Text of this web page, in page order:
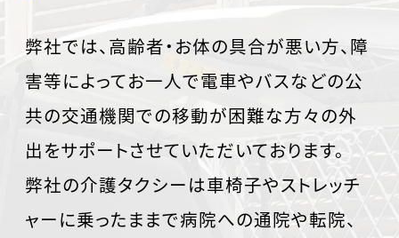
弊社では、高齢者・お体の具合が悪い方、障
害等によってお一人で電車やバスなどの公
共の交通機関での移動が困難な方々の外
出をサポートさせていただいております。
弊社の介護タクシーは車椅子やストレッチ
ャーに乗ったままで病院への通院や転院、